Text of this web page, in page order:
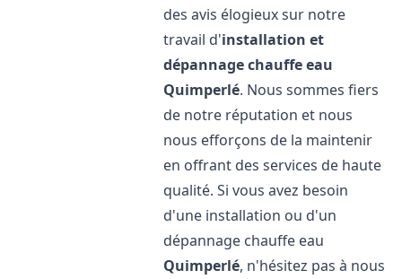
des avis élogieux sur notre
travail d'installation et
dépannage chauffe eau
Quimperlé. Nous sommes fiers
de notre réputation et nous
nous efforçons de la maintenir
en offrant des services de haute
qualité. Si vous avez besoin
d'une installation ou d'un
dépannage chauffe eau
Quimperlé, n'hésitez pas à nous